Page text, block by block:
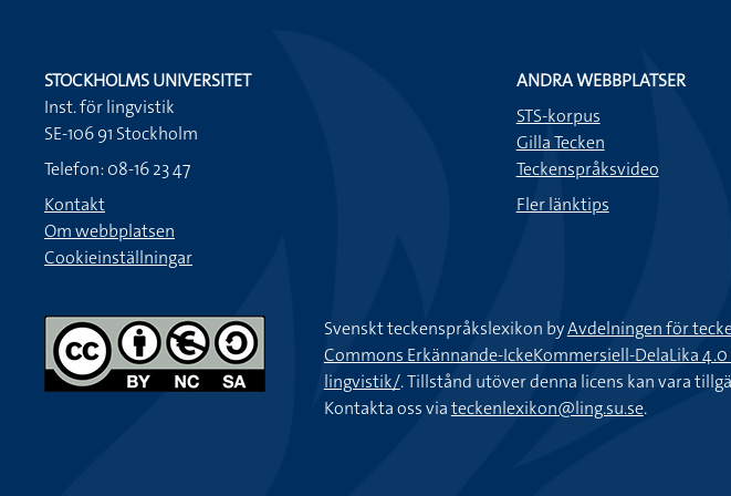
STOCKHOLMS UNIVERSITET
Inst. för lingvistik
SE-106 91 Stockholm
Telefon: 08-16 23 47
Kontakt
Om webbplatsen
Cookieinställningar
ANDRA WEBBPLATSER
STS-korpus
Gilla Tecken
Teckenspråksvideo
Fler länktips
Svenskt teckenspråkslexikon byAvdelningen för
Commons Erkännande-IckeKommersiell-DelaLika
lingvistik/. Tillstånd utöver denna licens kan vara
Kontakta oss viateckenlexikon@ling.su.se.